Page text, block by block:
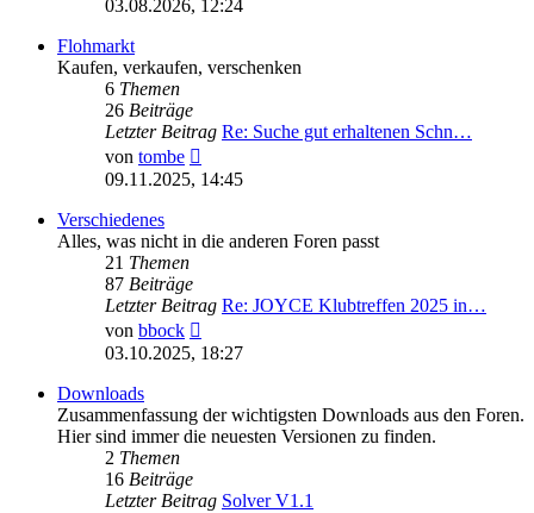
03.08.2026, 12:24
Flohmarkt
Kaufen, verkaufen, verschenken
6 Themen
26 Beiträge
Letzter Beitrag Re: Suche gut erhaltenen Schn…
von tombe
Beitrag
09.11.2025, 14:45
Verschiedenes
Alles, was nicht in die anderen Foren passt
21 Themen
87 Beiträge
Letzter Beitrag Re: JOYCE Klubtreffen 2025 in…
von bbock
Beitrag
03.10.2025, 18:27
Downloads
Zusammenfassung der wichtigsten Downloads aus den Foren.
Hier sind immer die neuesten Versionen zu finden.
2 Themen
16 Beiträge
Letzter Beitrag Solver V1.1